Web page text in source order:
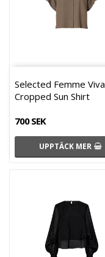
Selected Femme Viva
Cropped Sun Shirt
700 SEK
UPPTÄCK MER